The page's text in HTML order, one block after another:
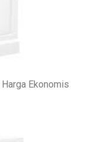
Harga Ekonomis